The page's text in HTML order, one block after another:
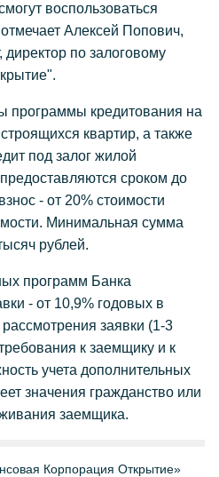
воспользоваться
Алексей Попович,
по залоговому
программы кредитования на
квартир, а также
под залог жилой
сроком до
- от 20% стоимости
Минимальная сумма
рублей.
программ Банка
- от 10,9% годовых в
заявки (1-3
к заемщику и к
учета дополнительных
значения гражданство или
заемщика.
Корпорация Открытие»